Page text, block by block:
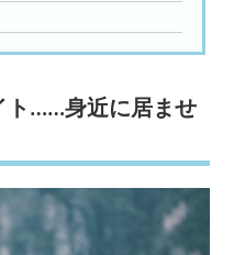
ト……身近に居ませ